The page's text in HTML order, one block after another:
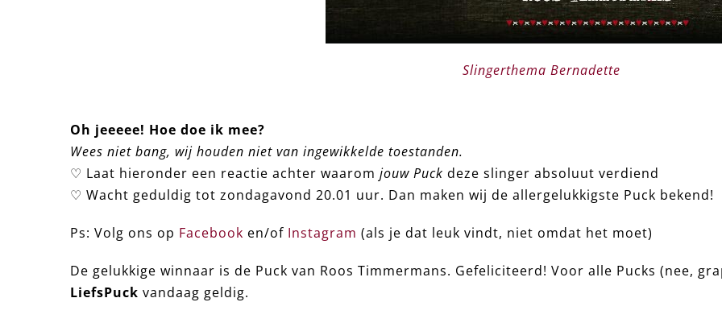
Slingerthema Bernadette
Oh jeeeee! Hoe doe ik mee?
Wees niet bang, wij houden niet van ingewikkelde toestanden.
♡ Laat hieronder een reactie achter waarom jouw Puck deze slinger absoluut verdiend
♡ Wacht geduldig tot zondagavond 20.01 uur. Dan maken wij de allergelukkigste Puck bekend!
Ps: Volg ons op Facebook en/of Instagram (als je dat leuk vindt, niet omdat het moet)
De gelukkige winnaar is de Puck van Roos Timmermans. Gefeliciteerd! Voor alle Pucks (nee,
LiefsPuck vandaag geldig.